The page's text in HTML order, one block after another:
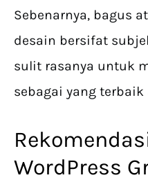
Sebenarnya, bagus
desain bersifat
sulit rasanya untuk
sebagai yang
WordPress